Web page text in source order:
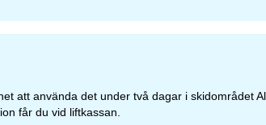
att använda det under två dagar i skidområdet
får du vid liftkassan.